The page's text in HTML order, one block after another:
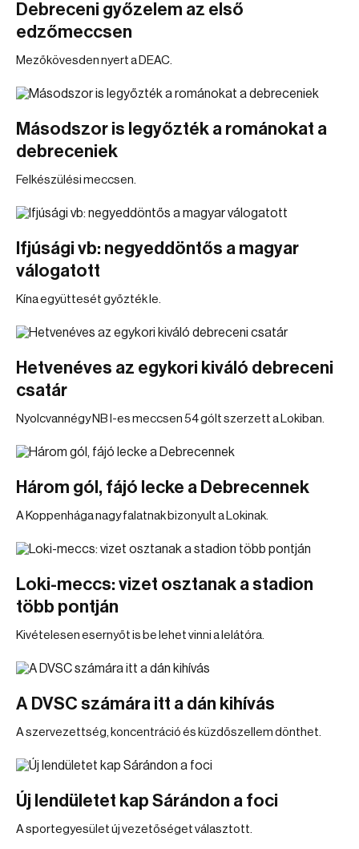
Debreceni győzelem az első
edzőmeccsen
Mezőkövesden nyert a DEAC.
Másodszor is legyőzték a románokat a
debreceniek
Felkészülési meccsen.
Ifjúsági vb: negyeddöntős a magyar
válogatott
Kína együttesét győzték le.
Hetvenéves az egykori kiváló debreceni
csatár
Nyolcvannégy NB I-es meccsen 54 gólt szerzett a Lokiban.
Három gól, fájó lecke a Debrecennek
A Koppenhága nagy falatnak bizonyult a Lokinak.
Loki-meccs: vizet osztanak a stadion
több pontján
Kivételesen esernyőt is be lehet vinni a lelátóra.
A DVSC számára itt a dán kihívás
A szervezettség, koncentráció és küzdőszellem dönthet.
Új lendületet kap Sárándon a foci
A sportegyesület új vezetőséget választott.